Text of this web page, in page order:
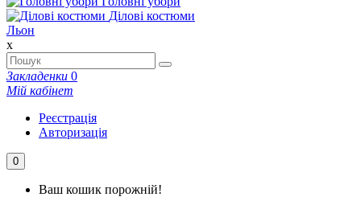
Ділові костюми
Льон
x
Закладенки 0
Мій кабінет
Реєстрація
Авторизація
0
Ваш кошик порожній!